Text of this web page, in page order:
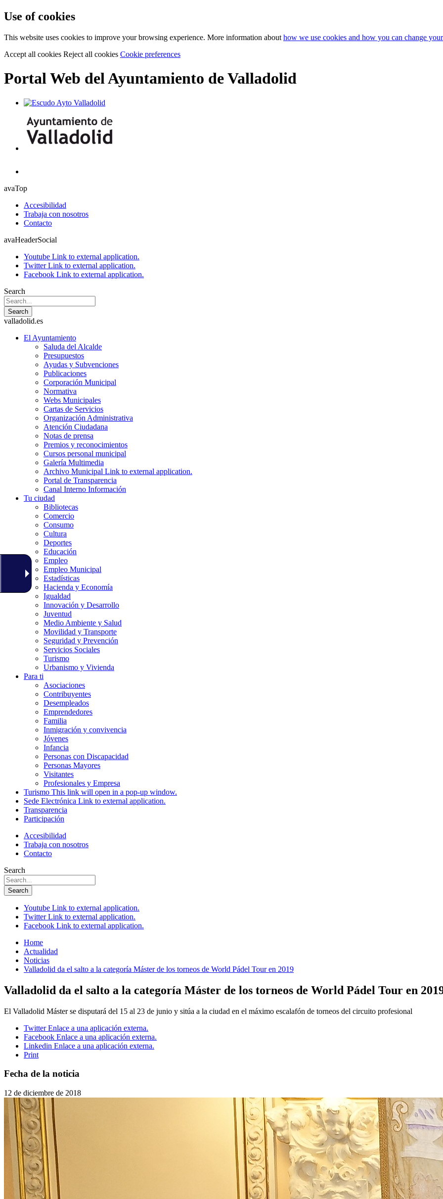
Use of cookies
This website uses cookies to improve your browsing experience. More information about how we use cookies and how you can change
Accept all cookies Reject all cookies Cookie preferences
Portal Web del Ayuntamiento de Valladolid
avaTop
Accesibilidad
Trabaja con nosotros
Contacto
avaHeaderSocial
Youtube Link to external application.
TwitterLink to external application.
Facebook Link to external application.
Search
Search
valladolid.es
El Ayuntamiento
Saluda del Alcalde
Presupuestos
Ayudas y Subvenciones
Publicaciones
Corporación Municipal
Normativa
Webs Municipales
Cartas de Servicios
Organización Administrativa
Atención Ciudadana
Notas de prensa
Premios y reconocimientos
Cursos personal municipal
Galería Multimedia
Archivo Municipal Link to external application.
Portal de Transparencia
Canal Interno Información
Tu ciudad
Bibliotecas
Comercio
Consumo
Cultura
Deportes
Educación
Empleo
Empleo Municipal
Estadísticas
Hacienda y Economía
Igualdad
Innovación y Desarrollo
Juventud
Medio Ambiente y Salud
Movilidad y Transporte
Seguridad y Prevención
Servicios Sociales
Turismo
Urbanismo y Vivienda
Para ti
Asociaciones
Contribuyentes
Desempleados
Emprendedores
Familia
Inmigración y convivencia
Jóvenes
Infancia
Personas con Discapacidad
Personas Mayores
Visitantes
Profesionales y Empresa
Turismo This link will open in a pop-up window.
Sede Electrónica Link to external application.
Transparencia
Participación
Accesibilidad
Trabaja con nosotros
Contacto
Search
Search
Youtube Link to external application.
TwitterLink to external application.
Facebook Link to external application.
Home
Actualidad
Noticias
Valladolid da el salto a la categoría Máster de los torneos de World Pádel Tour en 2019
Valladolid da el salto a la categoría Máster de los torneos de World Pádel Tour en
El Valladolid Máster se disputará del 15 al 23 de junio y sitúa a la ciudad en el máximo escalafón de torneos del circuito profesional
Twitter Enlace a una aplicación externa.
Facebook Enlace a una aplicación externa.
Linkedin Enlace a una aplicación externa.
Print
Fecha de la noticia
12 de diciembre de 2018